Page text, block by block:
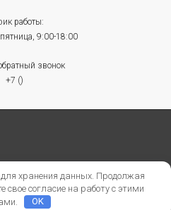
работы:
9:00-18:00
звонок
+7 ()
БАЗА-ТУ-РФ
для хранения данных. Продолжая
свое согласие на работу с этими
OK